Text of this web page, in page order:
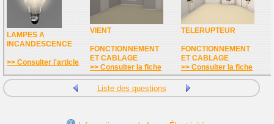
LAMPES A
INCANDESCENCE
>> Consulter l'article
VIENT
FONCTIONNEMENT
ET CABLAGE
>> Consulter la fiche
TELERUPTEUR
FONCTIONNEMENT
ET CABLAGE
>> Consulter la fiche
Liste des questions